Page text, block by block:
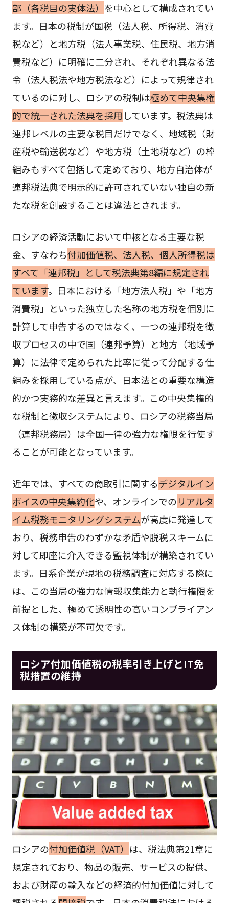
部（各税目の実体法） を中心として構成されてい
ます。日本の税制が国税（法人税、所得税、消費
税など）と地方税（法人事業税、住民税、地方消
費税など）に明確に二分され、それぞれ異なる法
令（法人税法や地方税法など）によって規律され
ているのに対し、ロシアの税制は極めて中央集権
的で統一された法典を採用 しています。税法典は
連邦レベルの主要な税目だけでなく、地域税（財
産税や輸送税など）や地方税（土地税など）の枠
組みもすべて包括して定めており、地方自治体が
連邦税法典で明示的に許可されていない独自の新
たな税を創設することは違法とされます。
ロシアの経済活動において中核となる主要な税
金、すなわち付加価値税、法人税、個人所得税は
すべて「連邦税」として税法典第8編に規定され
ています。日本における「地方法人税」や「地方
消費税」といった独立した名称の地方税を個別に
計算して申告するのではなく、一つの連邦税を徴
収プロセスの中で国（連邦予算）と地方（地域予
算）に法律で定められた比率に従って分配する仕
組みを採用している点が、日本法との重要な構造
的かつ実務的な差異と言えます。この中央集権的
な税制と徴収システムにより、ロシアの税務当局
（連邦税務局）は全国一律の強力な権限を行使す
ることが可能となっています。
近年では、すべての商取引に関するデジタルイン
ボイスの中央集約化や、オンラインでのリアルタ
イム税務モニタリングシステムが高度に発達して
おり、税務申告のわずかな矛盾や脱税スキームに
対して即座に介入できる監視体制が構築されてい
ます。日系企業が現地の税務調査に対応する際に
は、この当局の強力な情報収集能力と執行権限を
前提とした、極めて透明性の高いコンプライアン
ス体制の構築が不可欠です。
ロシア付加価値税の税率引き上げとIT免
税措置の維持
ロシアの付加価値税（VAT） は、税法典第21章に
規定されており、物品の販売、サービスの提供、
および財産の輸入などの経済的付加価値に対して